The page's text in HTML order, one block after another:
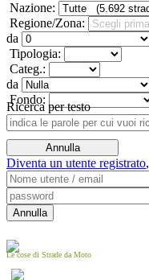
Nazione:
Regione/Zona:
da
Tipologia:
Categ.:
da
Fondo:
Ricerca per testo
Diventa un utente registrato,
Le cose di Strade da Moto